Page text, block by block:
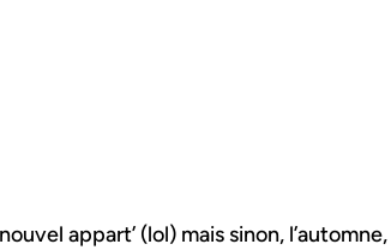
appart’ (lol) mais sinon,